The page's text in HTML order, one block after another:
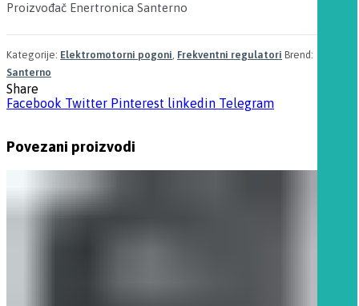
Proizvođač Enertronica Santerno
Kategorije: Elektromotorni pogoni, Frekventni regulatori Brend:
Santerno
Share
Facebook Twitter Pinterest linkedin Telegram
Povezani proizvodi